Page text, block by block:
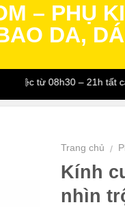
từ 08h30 – 21h tất cả
Trang chủ /
Kính
nhìn